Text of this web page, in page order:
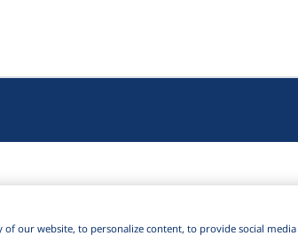
of our website, to personalize content, to provide social media